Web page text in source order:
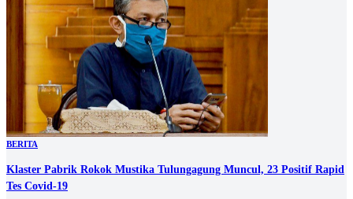
BERITA
Klaster Pabrik Rokok Mustika Tulungagung Muncul, 23 Positif Rapid
Tes Covid-19